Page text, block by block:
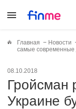
Главная Новости
самые современные
08.10.2018
Гройсман рассказал, где в
Украине